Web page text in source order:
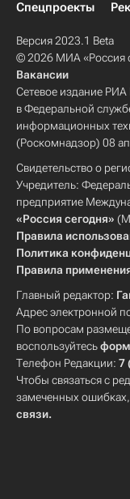
Спецпроекты
Версия 2023.1 Beta
© 2026 МИА «Россия
Вакансии
Сетевое издание РИА
в Федеральной
информационных
(Роскомнадзор) 08
Свидетельство о
Учредитель:
предприятие
«Россия сегодня»
Правила
Политика
Правила
Главный редактор:
Адрес электронной
По вопросам
воспользуйтесь
Телефон Редакции: 7
Чтобы связаться с
замеченных ошибках,
связи.